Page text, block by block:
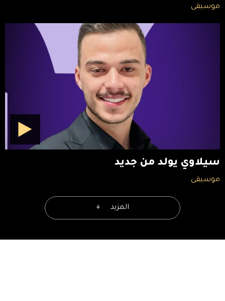
موسيقى
سيلاوي يولد من جديد
موسيقى
المزيد